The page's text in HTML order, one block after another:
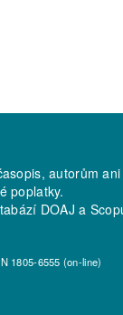
autorům
poplatky.
DOAJ a
1805-6555 (on-line)